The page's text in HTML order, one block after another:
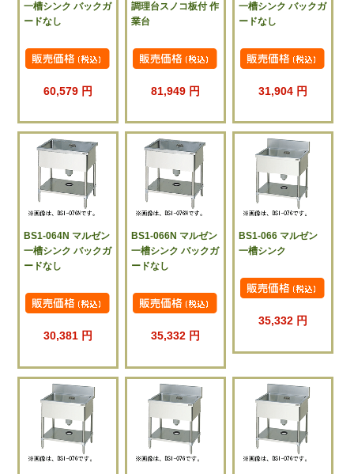
一槽シンク バックガ
ードなし
60,579 円
調理台スノコ板付 作
業台
81,949 円
一槽シンク バックガ
ードなし
31,904 円
BS1-064N マルゼン
一槽シンク バックガ
ードなし
30,381 円
BS1-066N マルゼン
一槽シンク バックガ
ードなし
35,332 円
BS1-066 マルゼン
一槽シンク
35,332 円